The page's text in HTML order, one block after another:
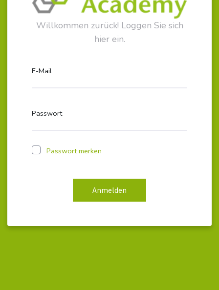
Willkommen zurück! Loggen Sie sich
hier ein.
E-Mail
Passwort
Passwort merken
Anmelden